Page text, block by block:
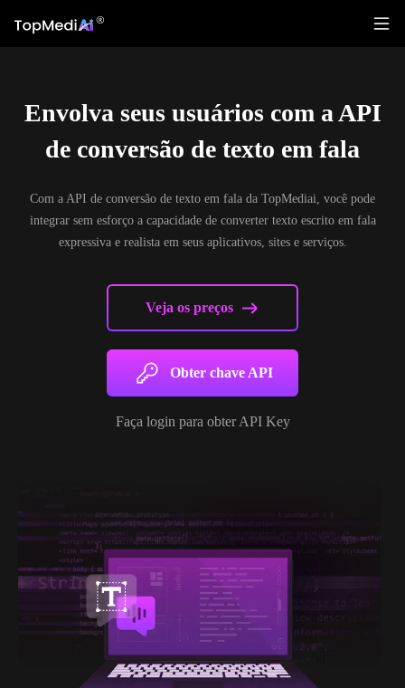
Envolva seus usuários com a API
de conversão de texto em fala
Com a API de conversão de texto em fala da TopMediai, você pode
integrar sem esforço a capacidade de converter texto escrito em fala
expressiva e realista em seus aplicativos, sites e serviços.
Obter chave API
Veja os preços
Faça login para obter API Key